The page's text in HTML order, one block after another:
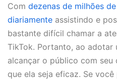
Com dezenas de milhões
diariamente assistindo e
bastante difícil chamar a
TikTok. Portanto, ao adotar
alcançar o público com seu
que ela seja eficaz. Se